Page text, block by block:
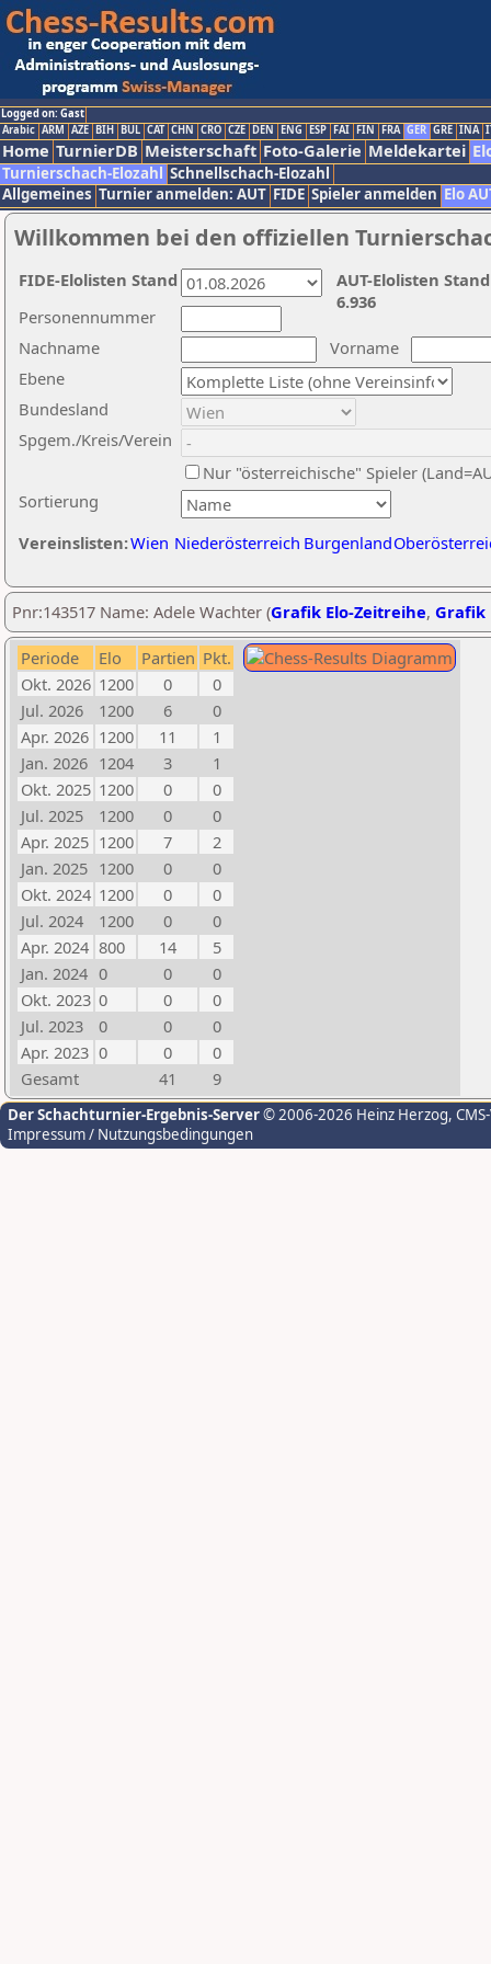
Logged on: Gast
Arabic ARM AZE BIH BUL CAT CHN CRO CZE DEN ENG ESP FAI FIN FRA GER GRE INA
Home TurnierDB Meisterschaft Foto-Galerie Meldekartei
Turnierschach-Elozahl Schnellschach-Elozahl
Allgemeines Turnier anmelden: AUT FIDE Spieler anmelden Elo
Willkommen bei den offiziellen
Nachname
Vorname
Ebene
Sortierung
Personennummer
Bundesland
Spgem./Kreis/Verein
Nur "österreichische" Spieler
Vereinslisten:Wien Niederösterreich Burgenland
AUT-Elolisten
6.936
FIDE-Elolisten Stand
Pnr:143517 Name: Adele Wachter (Grafik Elo-Zeitreihe, Grafik
Periode Elo Partien Pkt.
Okt. 2026 1200 0
0
Jul. 2026
1200 6
0
Apr. 2026 1200 11
1
Jan. 2026 1204 3
1
Okt. 2025 1200 0
0
Jul. 2025
1200 0
0
Apr. 2025 1200 7
2
Jan. 2025 1200 0
0
Okt. 2024 1200 0
0
Jul. 2024
1200 0
0
Apr. 2024 800 14
5
Jan. 2024 0 0
0
Okt. 2023 0 0
0
Jul. 2023
0 0
0
Apr. 2023 0 0
0
Gesamt
41 9
Der Schachturnier-Ergebnis-Server© 2006-2026 Heinz Herzog,
Impressum / Nutzungsbedingungen